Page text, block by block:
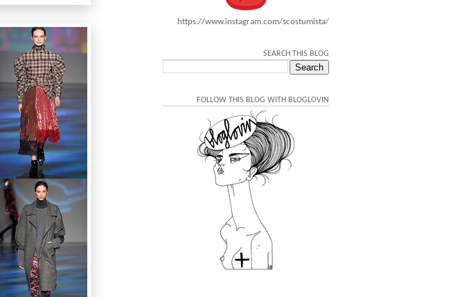
https://www.instagram.com/scostumista/
SEARCH THIS BLOG
FOLLOW THIS BLOG WITH BLOGLOVIN